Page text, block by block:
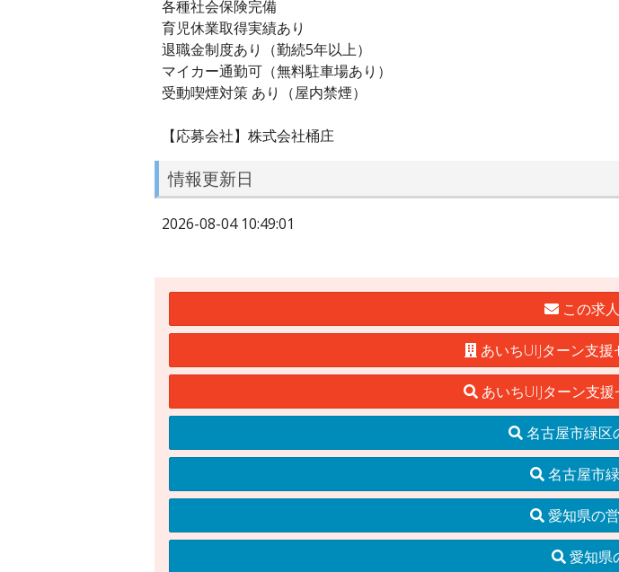
各種社会保険完備
育児休業取得実績あり
退職金制度あり（勤続5年以上）
マイカー通勤可（無料駐車場あり）
受動喫煙対策 あり（屋内禁煙）
【応募会社】株式会社桶庄
情報更新日
2026-08-04 10:49:01
この求
あいちUIJターン支
あいちUIJターン支
名古屋市緑区
名古屋市
愛知県の
愛知県